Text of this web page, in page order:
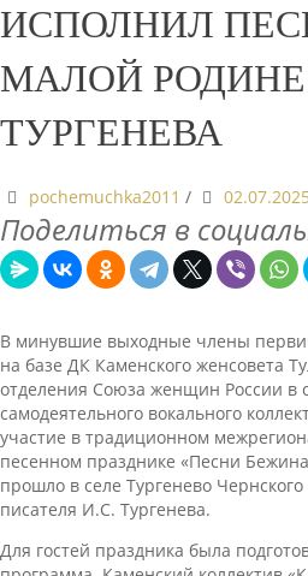
ИСПОЛНИЛ
МАЛОЙ РОДИНЕ
ТУРГЕНЕВА
pochemuchka2011 / 02.07.2025
Поделиться в
В минувшие выходные члены
на базе ДК Каменского женсовета
отделения Союза женщин России в
самодеятельного вокального
участие в традиционном
песенном празднике «Песни
прошло в селе Тургенево
писателя И.С. Тургенева.
Для гостей праздника была